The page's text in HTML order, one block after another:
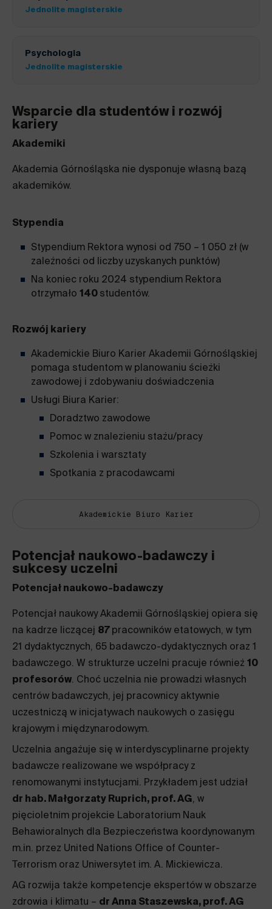
Jednolite magisterskie
Psychologia
Jednolite magisterskie
Wsparcie dla studentów i rozwój
kariery
Akademiki
Akademia Górnośląska nie dysponuje własną bazą
akademików.
Stypendia
Stypendium Rektora wynosi od 750 – 1 050 zł (w
zależności od liczby uzyskanych punktów)
Na koniec roku 2024 stypendium Rektora
otrzymało 140 studentów.
Rozwój kariery
Akademickie Biuro Karier Akademii Górnośląskiej
pomaga studentom w planowaniu ścieżki
zawodowej i zdobywaniu doświadczenia
Usługi Biura Karier:
Doradztwo zawodowe
Pomoc w znalezieniu stażu/pracy
Szkolenia i warsztaty
Spotkania z pracodawcami
Akademickie Biuro Karier
Potencjał naukowo-badawczy i
sukcesy uczelni
Potencjał naukowo-badawczy
Potencjał naukowy Akademii Górnośląskiej opiera się
na kadrze liczącej 87 pracowników etatowych, w tym
21 dydaktycznych, 65 badawczo-dydaktycznych oraz 1
badawczego. W strukturze uczelni pracuje również 10
profesorów. Choć uczelnia nie prowadzi własnych
centrów badawczych, jej pracownicy aktywnie
uczestniczą w inicjatywach naukowych o zasięgu
krajowym i międzynarodowym.
Uczelnia angażuje się w interdyscyplinarne projekty
badawcze realizowane we współpracy z
renomowanymi instytucjami. Przykładem jest udział
dr hab. Małgorzaty Ruprich, prof. AG, w
pięcioletnim projekcie Laboratorium Nauk
Behawioralnych dla Bezpieczeństwa koordynowanym
m.in. przez United Nations Office of Counter-
Terrorism oraz Uniwersytet im. A. Mickiewicza.
AG rozwija także kompetencje ekspertów w obszarze
zdrowia i klimatu – dr Anna Staszewska, prof. AG